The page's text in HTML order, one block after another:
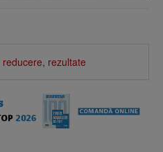
reducere, rezultate